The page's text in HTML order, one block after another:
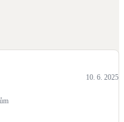
10. 6. 2025